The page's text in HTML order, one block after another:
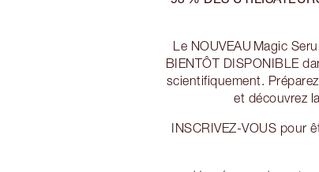
Le NOUVEAU Magic
BIENTÔT DISPONIBLE
scientifiquement.
et découvrez
INSCRIVEZ-VOUS pour